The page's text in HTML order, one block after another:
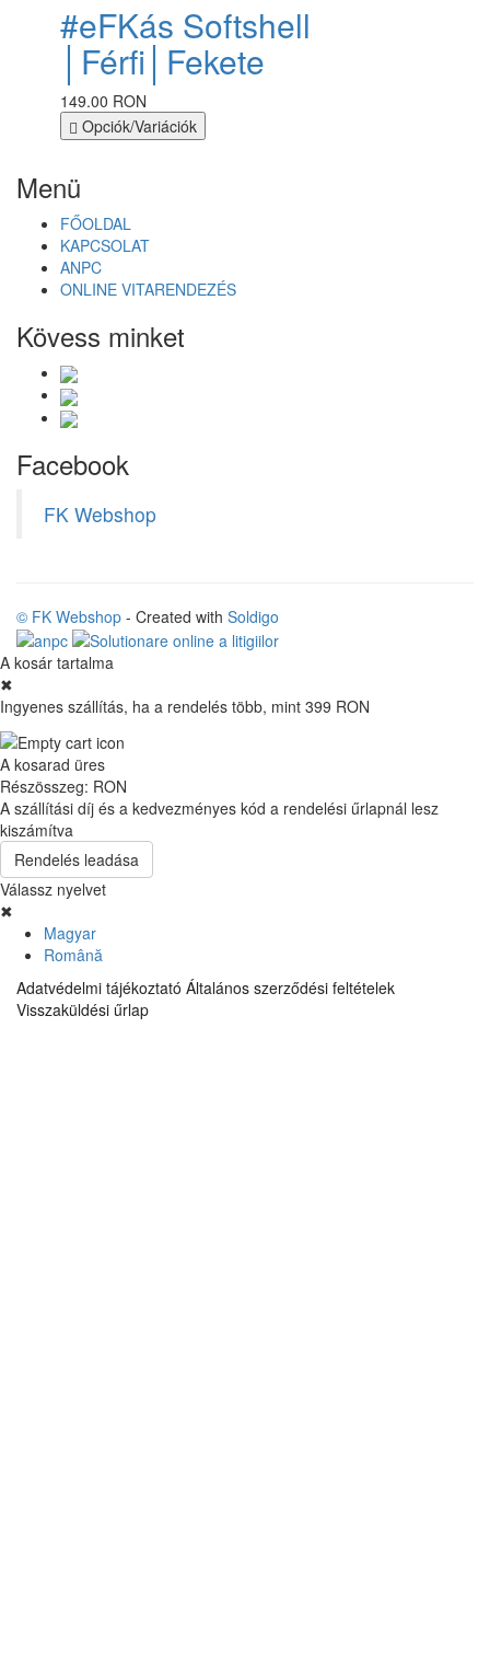
#eFKás Softshell
│Férfi│Fekete
149.00 RON
Opciók/Variációk
Menü
FŐOLDAL
KAPCSOLAT
ANPC
ONLINE VITARENDEZÉS
Kövess minket
Facebook
FK Webshop
© FK Webshop - Created with Soldigo
A kosár tartalma
✖
Ingyenes szállítás, ha a rendelés több, mint 399 RON
A kosarad üres
Részösszeg: RON
A szállítási díj és a kedvezményes kód a rendelési űrlapnál lesz
kiszámítva
Rendelés leadása
Válassz nyelvet
✖
Magyar
Română
Adatvédelmi tájékoztató Általános szerződési feltételek
Visszaküldési űrlap